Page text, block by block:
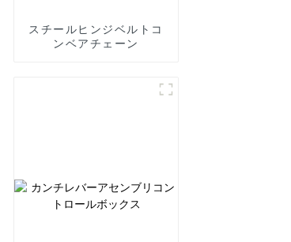
スチールヒンジベルトコ
ンベアチェーン